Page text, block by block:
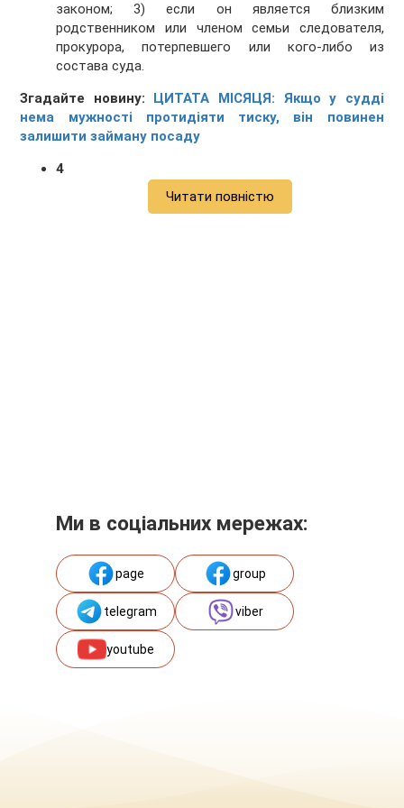
законом; 3) если он является близким
родственником или членом семьи следователя,
прокурора, потерпевшего или кого-либо из
состава суда.
Згадайте новину: ЦИТАТА МІСЯЦЯ: Якщо у судді
нема мужності протидіяти тиску, він повинен
залишити займану посаду
4
Читати повністю
Ми в соціальних мережах:
page group
telegram viber
youtube